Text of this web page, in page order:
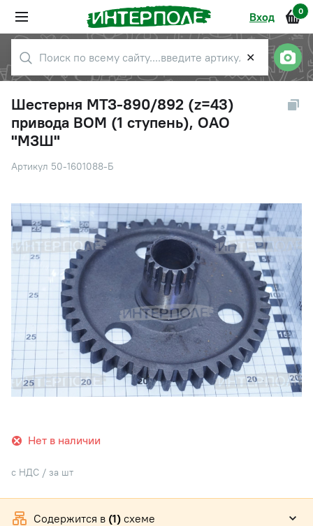
Вход 0
✕
Шестерня МТЗ-890/892 (z=43)
привода ВОМ (1 ступень), ОАО
"МЗШ"
Артикул 50-1601088-Б
Нет в наличии
с НДС / за шт
Содержится в (1) схеме